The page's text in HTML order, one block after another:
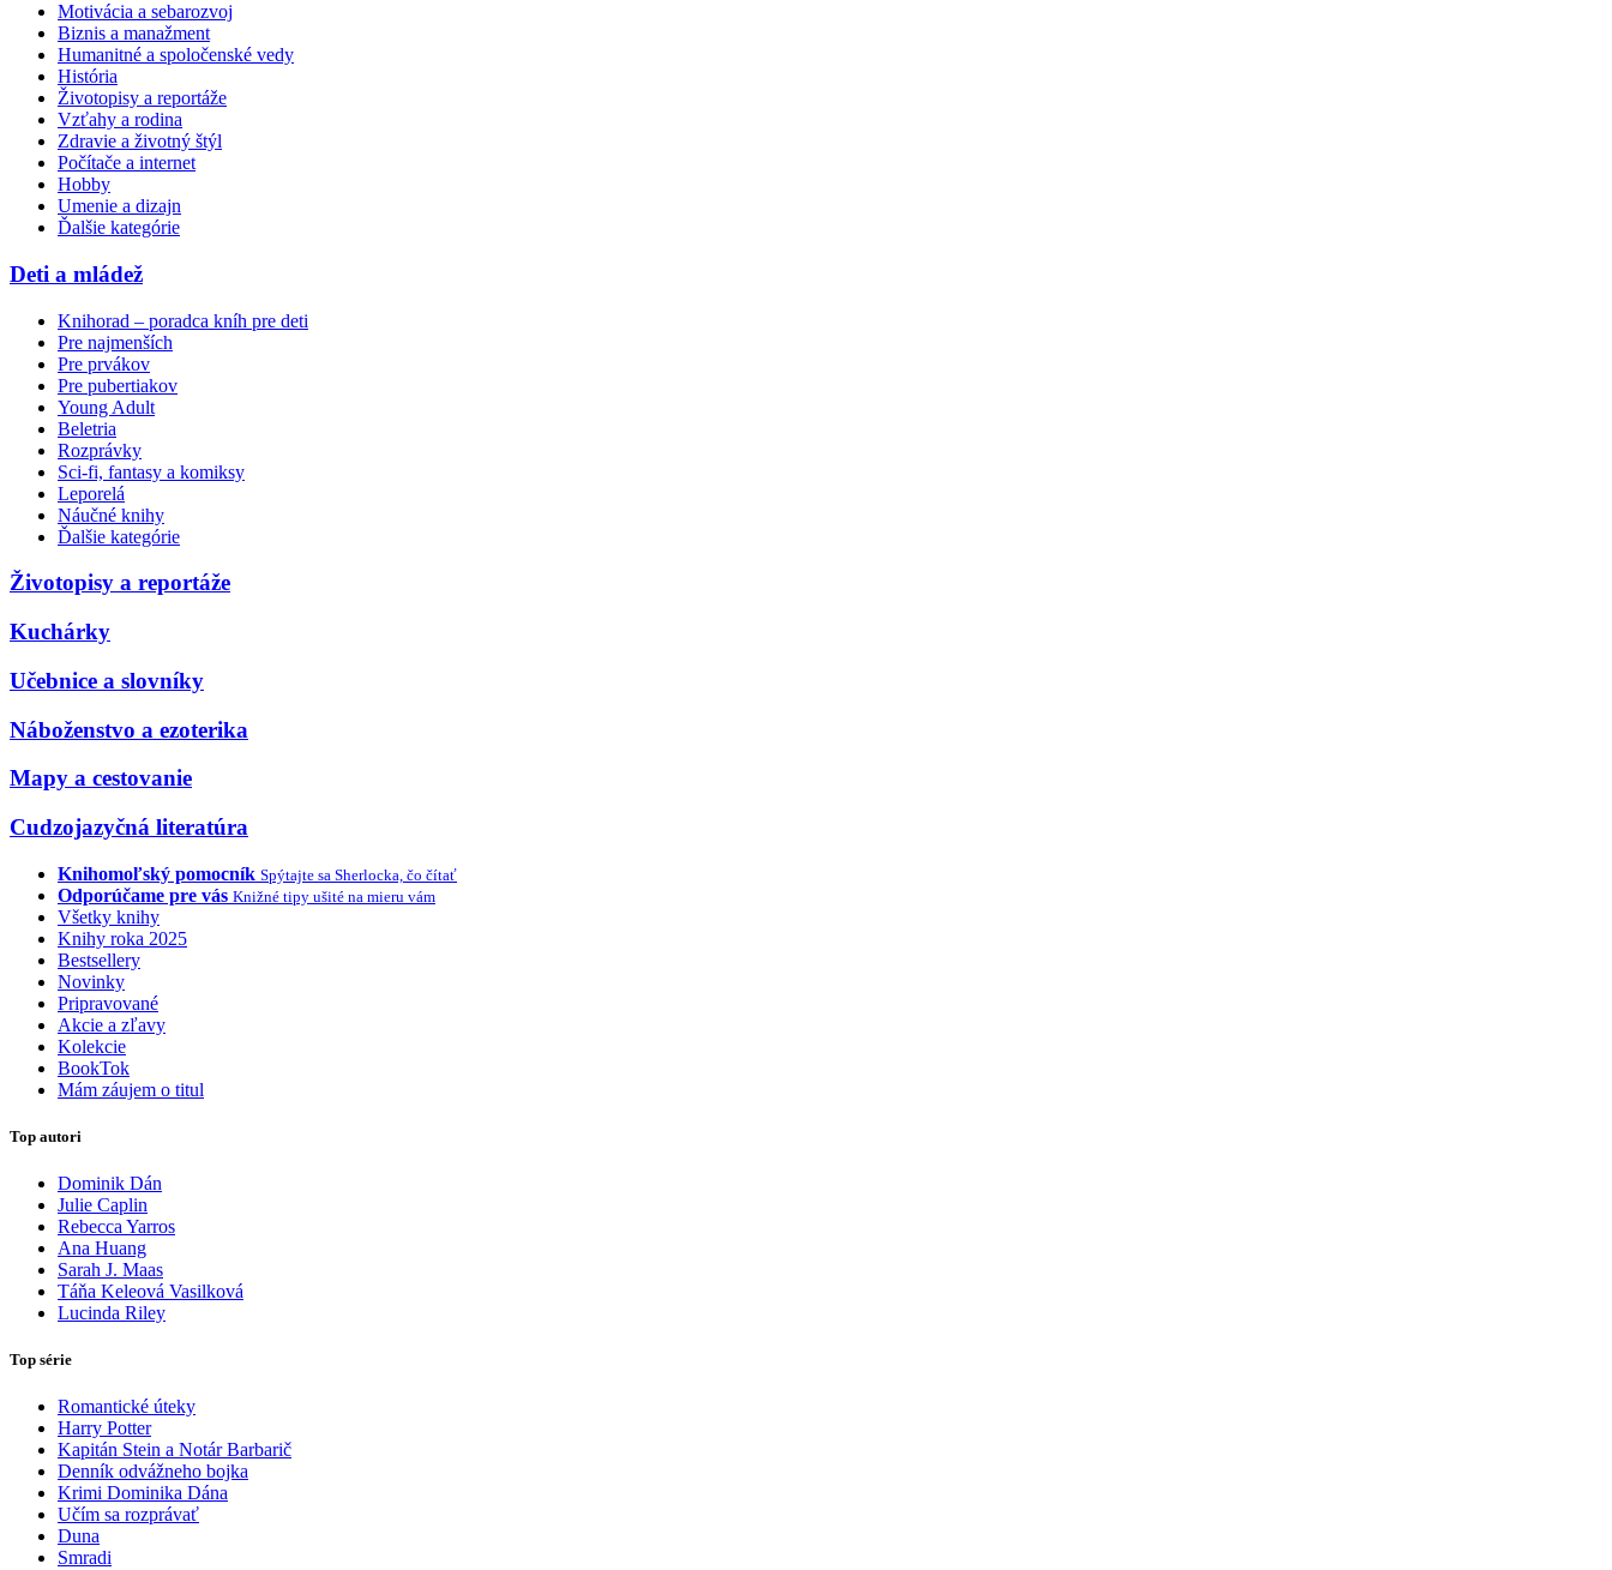
Motivácia a sebarozvoj
Biznis a manažment
Humanitné a spoločenské vedy
História
Životopisy a reportáže
Vzťahy a rodina
Zdravie a životný štýl
Počítače a internet
Hobby
Umenie a dizajn
Ďalšie kategórie
Deti a mládež
Knihorad – poradca kníh pre deti
Pre najmenších
Pre prvákov
Pre pubertiakov
Young Adult
Beletria
Rozprávky
Sci-fi, fantasy a komiksy
Leporelá
Náučné knihy
Ďalšie kategórie
Životopisy a reportáže
Kuchárky
Učebnice a slovníky
Náboženstvo a ezoterika
Mapy a cestovanie
Cudzojazyčná literatúra
Knihomoľský pomocník Spýtajte sa Sherlocka, čo čítať
Odporúčame pre vás Knižné tipy ušité na mieru vám
Všetky knihy
Knihy roka 2025
Bestsellery
Novinky
Pripravované
Akcie a zľavy
Kolekcie
BookTok
Mám záujem o titul
Top autori
Dominik Dán
Julie Caplin
Rebecca Yarros
Ana Huang
Sarah J. Maas
Táňa Keleová Vasilková
Lucinda Riley
Top série
Romantické úteky
Harry Potter
Kapitán Stein a Notár Barbarič
Denník odvážneho bojka
Krimi Dominika Dána
Učím sa rozprávať
Duna
Smradi